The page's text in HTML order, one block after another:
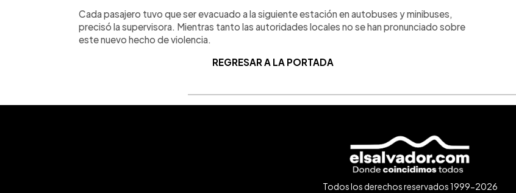
Cada pasajero tuvo que ser evacuado a la siguiente estación en autobuses y minibuses,
precisó la supervisora. Mientras tanto las autoridades locales no se han pronunciado sobre
este nuevo hecho de violencia.
REGRESAR A LA PORTADA
Todos los derechos reservados 1999-2026